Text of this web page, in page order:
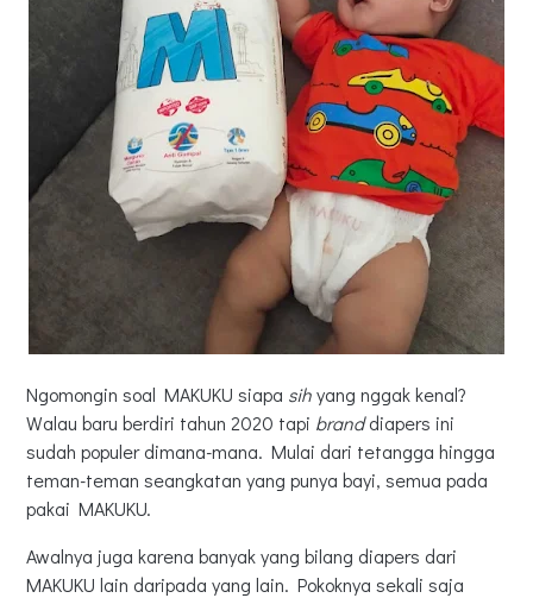
Ngomongin soal MAKUKU siapa sihyang nggak kenal?
Walau baru berdiri tahun 2020 tapi branddiapers ini
sudah populer dimana-mana. Mulai dari tetangga hingga
teman-teman seangkatan yang punya bayi, semua pada
pakai MAKUKU.
Awalnya juga karena banyak yang bilang diapers dari
MAKUKU lain daripada yang lain. Pokoknya sekali saja